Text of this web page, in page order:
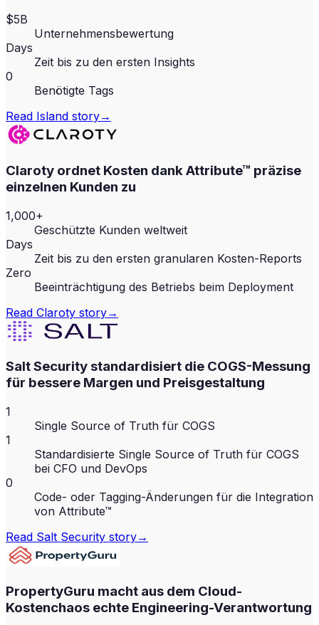
$5B
Unternehmensbewertung
Days
Zeit bis zu den ersten Insights
0
Benötigte Tags
Read Island story→
Claroty ordnet Kosten dank Attribute™ präzise
einzelnen Kunden zu
1,000+
Geschützte Kunden weltweit
Days
Zeit bis zu den ersten granularen Kosten-Reports
Zero
Beeinträchtigung des Betriebs beim Deployment
Read Claroty story→
Salt Security standardisiert die COGS-Messung
für bessere Margen und Preisgestaltung
1
Single Source of Truth für COGS
1
Standardisierte Single Source of Truth für COGS
bei CFO und DevOps
0
Code- oder Tagging-Änderungen für die Integration
von Attribute™
Read Salt Security story→
PropertyGuru macht aus dem Cloud-
Kostenchaos echte Engineering-Verantwortung